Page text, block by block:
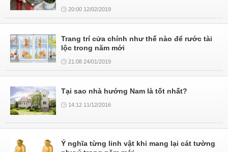
20:00 12/02/2019
Trang trí cửa chính như thế nào để rước tài
lộc trong năm mới
21:08 24/01/2019
Tại sao nhà hướng Nam là tốt nhất?
14:12 11/12/2016
Ý nghĩa từng linh vật khỉ mang lại cát tường